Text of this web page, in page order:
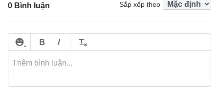
0 Bình luận Sắp xếp theo